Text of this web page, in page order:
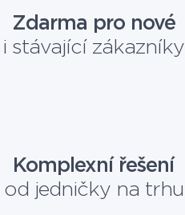
Zdarma pro nové
i stávající zákazníky
Komplexní řešení
od jedničky na trhu